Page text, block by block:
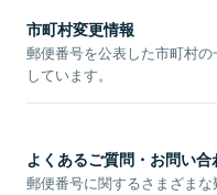
市町村変更情報
郵便番号を公表した市町村
しています。
よくあるご質問・お問い合
郵便番号に関するさまざまな